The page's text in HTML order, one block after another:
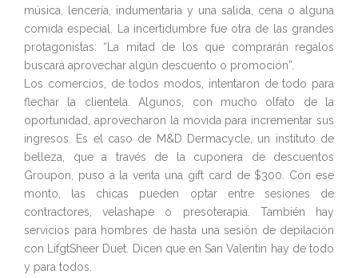
música, lencería, indumentaria y una salida, cena o alguna
comida especial. La incertidumbre fue otra de las grandes
protagonistas: “La mitad de los que comprarán regalos
buscará aprovechar algún descuento o promoción”.
Los comercios, de todos modos, intentaron de todo para
flechar la clientela. Algunos, con mucho olfato de la
oportunidad, aprovecharon la movida para incrementar sus
ingresos. Es el caso de M&D Dermacycle, un instituto de
belleza, que a través de la cuponera de descuentos
Groupon, puso a la venta una gift card de $300. Con ese
monto, las chicas pueden optar entre sesiones de
contractores, velashape o presoterapia. También hay
servicios para hombres de hasta una sesión de depilación
con LifgtSheer Duet. Dicen que en San Valentín hay de todo
y para todos.